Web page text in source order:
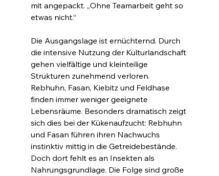
mit angepackt. „Ohne Teamarbeit geht so
etwas nicht.“
Die Ausgangslage ist ernüchternd. Durch
die intensive Nutzung der Kulturlandschaft
gehen vielfältige und kleinteilige
Strukturen zunehmend verloren.
Rebhuhn, Fasan, Kiebitz und Feldhase
finden immer weniger geeignete
Lebensräume. Besonders dramatisch zeigt
sich dies bei der Kükenaufzucht: Rebhuhn
und Fasan führen ihren Nachwuchs
instinktiv mittig in die Getreidebestände.
Doch dort fehlt es an Insekten als
Nahrungsgrundlage. Die Folge sind große